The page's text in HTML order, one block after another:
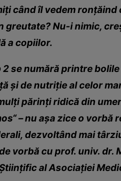
când îl vedem
greutate? Nu-i nimic,
a copiilor.
se numără printre
şi de nutriţie al celor
părinţi ridică din
– nu aşa zice o
dezvoltând mai
vorbă cu prof. univ.
al Asociaţiei